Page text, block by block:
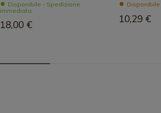
Disponibile - Spedizione
immediata
18,00 €
Disponibile
10,29 €